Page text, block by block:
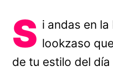
S i andas en
lookzaso
de tu estilo del